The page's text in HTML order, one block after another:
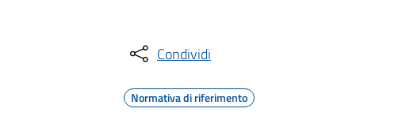
Condividi
Normativa di riferimento